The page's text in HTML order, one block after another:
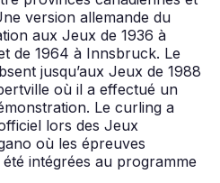
version allemande du
aux Jeux de 1936 à
de 1964 à Innsbruck. Le
jusqu’aux Jeux de 1988
où il a effectué un
Le curling a
lors des Jeux
où les épreuves
intégrées au programme